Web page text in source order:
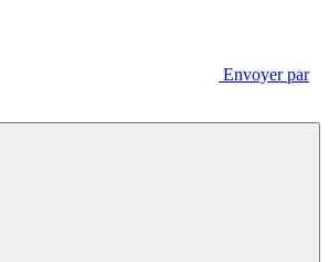
Envoyer par